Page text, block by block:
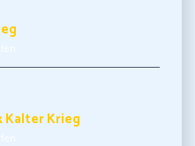
Kalter Krieg